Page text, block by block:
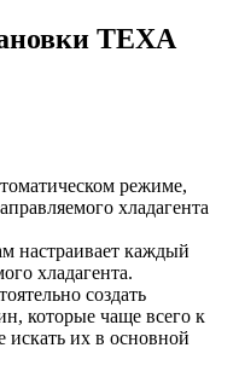
TEXA
режиме,
хладагента
настраивает каждый
хладагента.
создать
которые чаще всего к
их в основной